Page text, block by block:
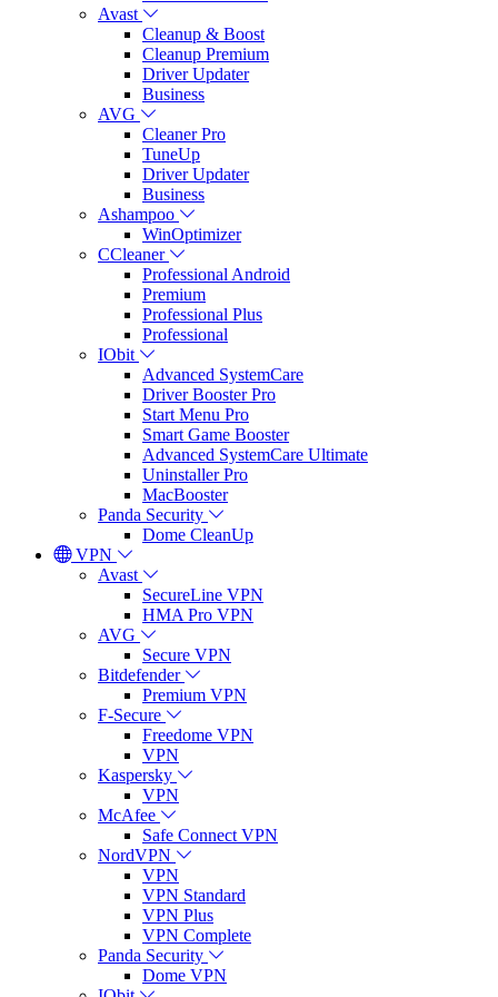
Avast
Cleanup & Boost
Cleanup Premium
Driver Updater
Business
AVG
Cleaner Pro
TuneUp
Driver Updater
Business
Ashampoo
WinOptimizer
CCleaner
Professional Android
Premium
Professional Plus
Professional
IObit
Advanced SystemCare
Driver Booster Pro
Start Menu Pro
Smart Game Booster
Advanced SystemCare Ultimate
Uninstaller Pro
MacBooster
Panda Security
Dome CleanUp
VPN
Avast
SecureLine VPN
HMA Pro VPN
AVG
Secure VPN
Bitdefender
Premium VPN
F-Secure
Freedome VPN
VPN
Kaspersky
VPN
McAfee
Safe Connect VPN
NordVPN
VPN
VPN Standard
VPN Plus
VPN Complete
Panda Security
Dome VPN